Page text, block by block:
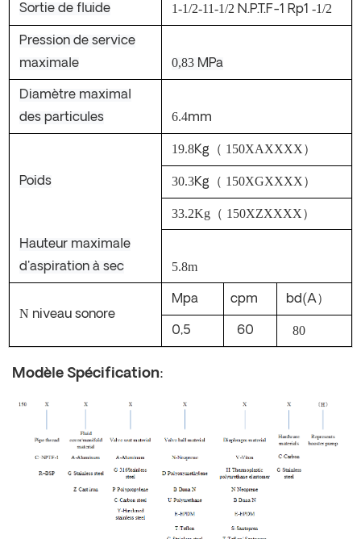
Sortie de fluide 1-1/2-11-1/2 N.P.T.F-1 Rp1 -1/2
Pression de service
maximale
0,83 MPa
Diamètre maximal
des particules
6.4mm
Poids
19.8Kg （ 150XAXXXX）
30.3Kg （ 150XGXXXX）
33.2Kg （ 150XZXXXX）
Hauteur maximale
d'aspiration à sec
5.8m
N niveau sonore
Mpa cpm bd(A）
0,5 60 80
Modèle Spécification: